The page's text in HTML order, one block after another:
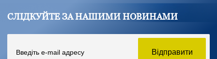
СЛІДКУЙТЕ ЗА НАШИМИ НОВИНАМИ